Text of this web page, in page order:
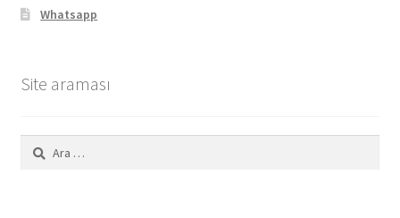
Whatsapp
Site araması
Arama: